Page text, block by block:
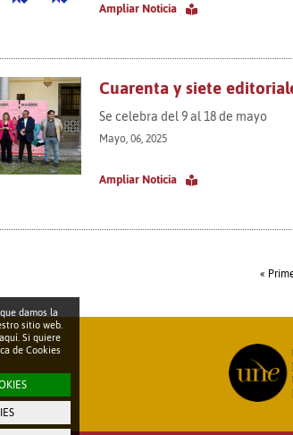
Ampliar Noticia
Cuarenta y siete
Se celebra del 9 al 18 de mayo
Mayo, 06, 2025
Ampliar Noticia
«
damos la
sitio web.
Si quiere
de Cookies